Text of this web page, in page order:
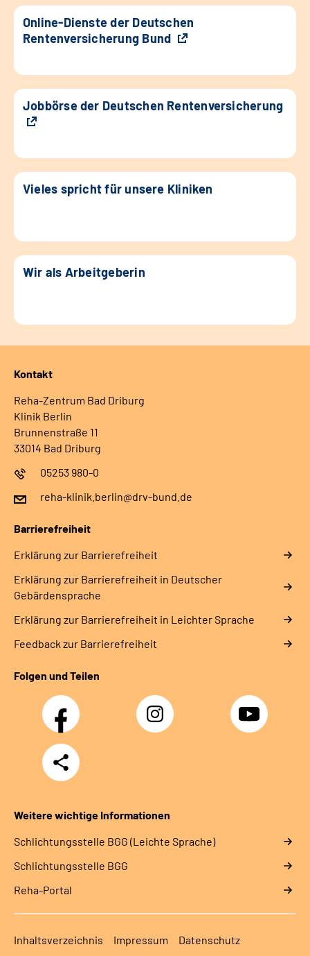
Online-Dienste der Deutschen
Rentenversicherung Bund
Jobbörse der Deutschen Rentenversicherung
Vieles spricht für unsere Kliniken
Wir als Arbeitgeberin
Kontakt
Reha-Zentrum Bad Driburg
Klinik Berlin
Brunnenstraße 11
33014 Bad Driburg
05253 980-0
reha-klinik.berlin@drv-bund.de
Barrierefreiheit
Erklärung zur Barrierefreiheit
Erklärung zur Barrierefreiheit in Deutscher
Gebärdensprache
Erklärung zur Barrierefreiheit in Leichter Sprache
Feedback zur Barrierefreiheit
Folgen und Teilen
Facebook Instagram YouTube
Teilen
Weitere wichtige Informationen
Schlich­tungs­stel­le BGG (Leichte Sprache)
Schlich­tungs­stel­le BGG
Reha-Portal
Inhaltsverzeichnis Impressum Datenschutz